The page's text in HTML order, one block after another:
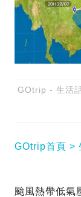
GOtrip - 生活
GOtrip首頁
颱風熱帶低氣